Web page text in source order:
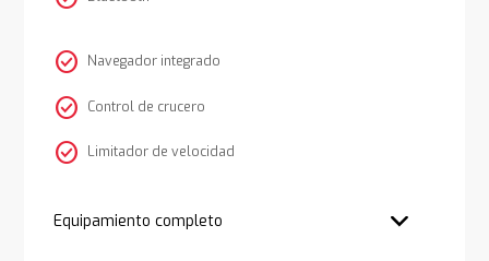
check_circle Navegador integrado
check_circle Control de crucero
check_circle Limitador de velocidad
Equipamiento completo